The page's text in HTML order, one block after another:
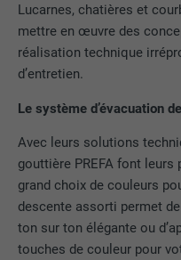
Lucarnes, chatières et
mettre en œuvre des
réalisation technique
d’entretien.
Le système d’évacuation
Avec leurs solutions
gouttière PREFA font leurs
grand choix de couleurs
descente assorti permet
ton sur ton élégante ou
touches de couleur pour
Sert
des
FOURNISSEUR
EXPIRATION 1 jour
UTILITÉ
Pour